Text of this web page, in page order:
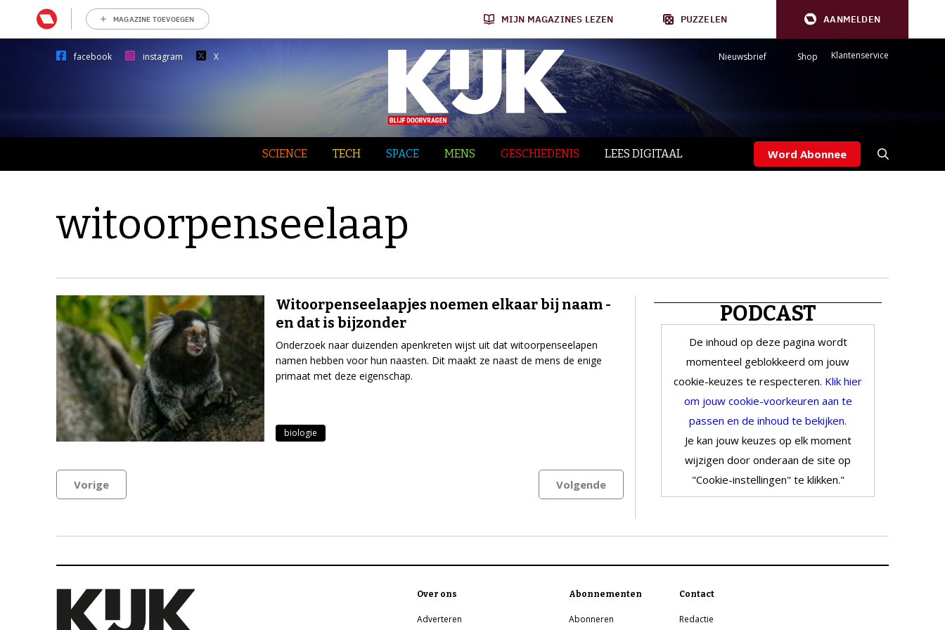
MAGAZINE TOEVOEGEN MIJN MAGAZINES LEZEN PUZZELEN AANMELDEN
facebook instagram X Nieuwsbrief Shop Klantenservice
SCIENCE TECH SPACE MENS GESCHIEDENIS LEES DIGITAAL Word Abonnee
witoorpenseelaap
Witoorpenseelaapjes noemen elkaar bij naam -
en dat is bijzonder
Onderzoek naar duizenden apenkreten wijst uit dat witoorpenseelapen
namen hebben voor hun naasten. Dit maakt ze naast de mens de enige
primaat met deze eigenschap.
biologie
Vorige Volgende
PODCAST
De inhoud op deze pagina wordt
momenteel geblokkeerd om jouw
cookie-keuzes te respecteren. Klik hier
om jouw cookie-voorkeuren aan te
passen en de inhoud te bekijken.
Je kan jouw keuzes op elk moment
wijzigen door onderaan de site op
"Cookie-instellingen" te klikken."
Over ons
Adverteren
Abonnementen
Abonneren
Contact
Redactie